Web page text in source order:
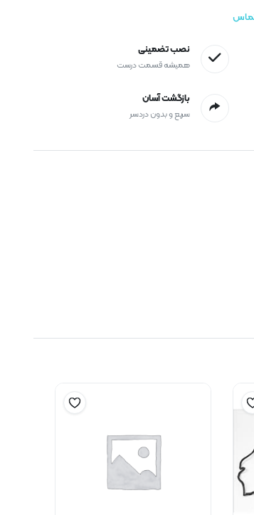
نصب تضمینی
همیشه قسمت درست
بازگشت آسان
سریع و بدون دردسر